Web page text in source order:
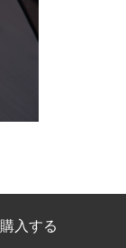
購入する